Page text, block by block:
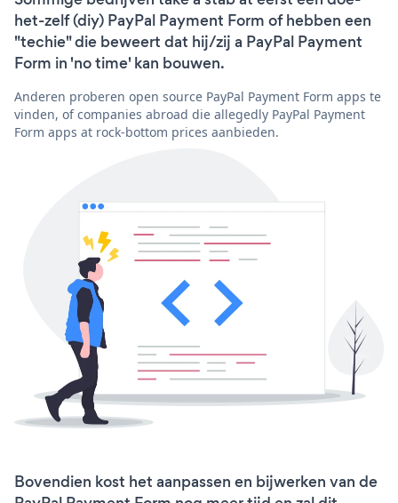
het-zelf (diy) PayPal Payment Form of hebben een
"techie" die beweert dat hij/zij a PayPal Payment
Form in 'no time' kan bouwen.
Anderen proberen open source PayPal Payment Form apps te
vinden, of companies abroad die allegedly PayPal Payment
Form apps at rock-bottom prices aanbieden.
Bovendien kost het aanpassen en bijwerken van de